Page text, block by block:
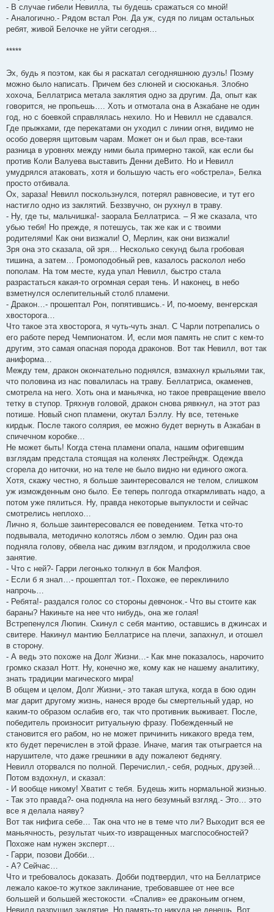
- В случае гибели Невилла, ты будешь сражаться со мной!
- Аналогично.- Рядом встал Рон. Да уж, судя по лицам остальных
ребят, живой Белочке не уйти сегодня…
*****
Эх, будь я поэтом, как бы я раскатал сегодняшнюю дуэль! Поэму
можно было написать. Причем без слюней и сюсюканья. Злобно
хохоча, Беллатриса метала заклятия одно за другим. Да, опыт как
говорится, не пропьешь…. Хоть и отмотала она в Азкабане не один
год, но с боевкой справлялась нехило. Но и Невилл не сдавался.
Где прыжками, где перекатами он уходил с линии огня, видимо не
особо доверяя щитовым чарам. Может он и был прав, все-таки
разница в уровнях между ними была примерно такой, как если бы
против Коли Валуева выставить Денни деВито. Но и Невилл
умудрялся атаковать, хотя и большую часть его «обстрела», Белка
просто отбивала.
Ох, зараза! Невилл поскользнулся, потерял равновесие, и тут его
настигло одно из заклятий. Беззвучно, он рухнул в траву.
- Ну, где ты, мальчишка!- заорала Беллатриса. – Я же сказала, что
убью тебя! Но прежде, я потешусь, так же как и с твоими
родителями! Как они визжали! О, Мерлин, как они визжали!
Зря она это сказала, ой зря… Несколько секунд была гробовая
тишина, а затем… Громоподобный рев, казалось расколол небо
пополам. На том месте, куда упал Невилл, быстро стала
разрастаться какая-то огромная серая тень. И наконец, в небо
взметнулся ослепительный столб пламени.
- Дракон…- прошептал Рон, попятившись.- И, по-моему, венгерская
хвосторога…
Что такое эта хвосторога, я чуть-чуть знал. С Чарли потрепались о
его работе перед Чемпионатом. И, если моя память не спит с кем-то
другим, это самая опасная порода драконов. Вот так Невилл, вот так
аниформа…
Между тем, дракон окончательно поднялся, взмахнул крыльями так,
что половина из нас повалилась на траву. Беллатриса, окаменев,
смотрела на него. Хоть она и маньячка, но такое превращение ввело
тетку в ступор. Тряхнув головой, дракон снова рявкнул, на этот раз
потише. Новый сноп пламени, окутал Бэллу. Ну все, тетеньке
кирдык. После такого солярия, ее можно будет вернуть в Азкабан в
спичечном коробке…
Не может быть! Когда стена пламени опала, нашим офигевшим
взглядам предстала стоящая на коленях Лестрейндж. Одежда
сгорела до ниточки, но на теле не было видно ни единого ожога.
Хотя, скажу честно, я больше заинтересовался не телом, слишком
уж изможденным оно было. Ее теперь полгода откармливать надо, а
потом уже пялиться. Ну, правда некоторые выпуклости и сейчас
смотрелись неплохо…
Лично я, больше заинтересовался ее поведением. Тетка что-то
подвывала, методично колотясь лбом о землю. Один раз она
подняла голову, обвела нас диким взглядом, и продолжила свое
занятие.
- Что с ней?- Гарри легонько толкнул в бок Малфоя.
- Если б я знал…- прошептал тот.- Похоже, ее переклинило
напрочь…
- Ребята!- раздался голос со стороны девчонок.- Что вы стоите как
бараны? Накиньте на нее что нибудь, она же голая!
Встрепенулся Люпин. Скинул с себя мантию, оставшись в джинсах и
свитере. Накинул мантию Беллатрисе на плечи, запахнул, и отошел
в сторону.
- А ведь это похоже на Долг Жизни…- Как мне показалось, нарочито
громко сказал Нотт. Ну, конечно же, кому как не нашему аналитику,
знать традиции магического мира!
В общем и целом, Долг Жизни,- это такая штука, когда в бою один
маг дарит другому жизнь, нанеся вроде бы смертельный удар, но
каким-то образом ослабив его, так что противник выживает. После,
победитель произносит ритуальную фразу. Побежденный не
становится его рабом, но не может причинить никакого вреда тем,
кто будет перечислен в этой фразе. Иначе, магия так отыграется на
нарушителе, что даже грешники в аду пожалеют беднягу.
Невилл оторвался по полной. Перечислил,- себя, родных, друзей…
Потом вздохнул, и сказал:
- И вообще никому! Хватит с тебя. Будешь жить нормальной жизнью.
- Так это правда?- она подняла на него безумный взгляд.- Это… это
все я делала наяву?
Вот так нифига себе… Так она что не в теме что ли? Выходит вся ее
маньячность, результат чьих-то извращенных магспособностей?
Похоже нам нужен эксперт…
- Гарри, позови Добби…
- А? Сейчас…
Что и требовалось доказать. Добби подтвердил, что на Беллатрисе
лежало какое-то жуткое заклинание, требовавшее от нее все
большей и большей жестокости. «Спалив» ее драконьим огнем,
Невилл разрушил заклятие. Но память-то никуда не денешь. Вот